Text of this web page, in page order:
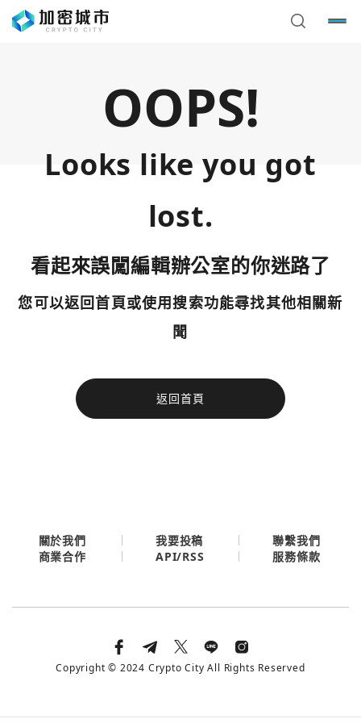
OOPS!
Looks like you got
lost.
看起來誤闖編輯辦公室的你迷路了
您可以返回首頁或使用搜索功能尋找其他相關新
聞
返回首頁
今日熱門
使用以下帳號繼續
您已閒置5分鐘，請點擊關閉按鈕或空白處，即可回到加密
今日熱門
關於我們 我要投稿
聯繫我們
商業合作
API/RSS 服務條款
Copyright © 2024 Crypto City All Rights Reserved